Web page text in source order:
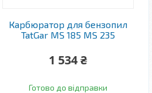
Карбюратор для бензопил
TatGar MS 185 MS 235
1 534 ₴
Готово до відправки